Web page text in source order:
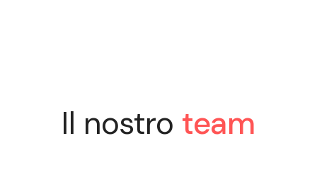
Il nostro team